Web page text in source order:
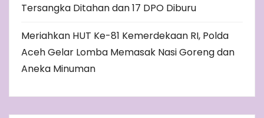
Tersangka Ditahan dan 17 DPO Diburu
Meriahkan HUT Ke-81 Kemerdekaan RI, Polda
Aceh Gelar Lomba Memasak Nasi Goreng dan
Aneka Minuman